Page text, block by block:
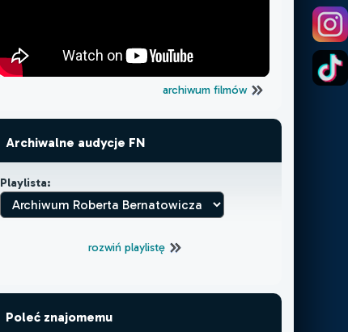
archiwum filmów
Archiwalne audycje FN
Playlista:
rozwiń playlistę
Poleć znajomemu